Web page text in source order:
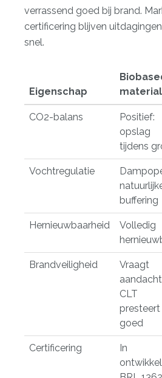
verrassend goed bij brand.
certificering blijven
snel.
Eigenschap
CO2-balans
Positief:
opslag
tijdens
Vochtregulatie
buffering
Hernieuwbaarheid
Volledig
Brandveiligheid
Vraagt
aandacht,
CLT
presteert
goed
Certificering
In